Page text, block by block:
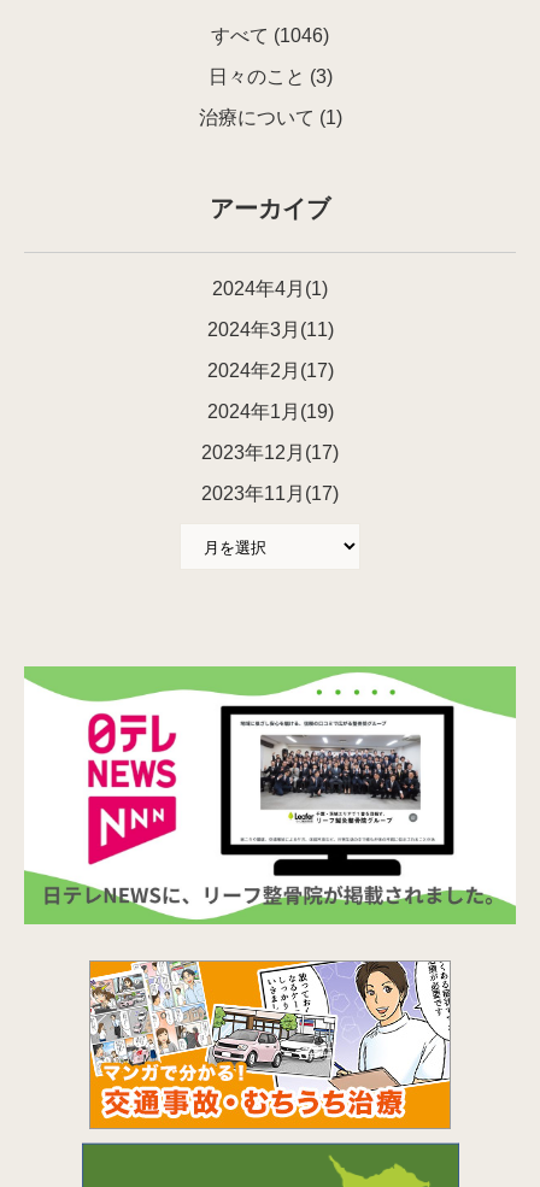
すべて (1046)
日々のこと (3)
治療について (1)
アーカイブ
2024年4月(1)
2024年3月(11)
2024年2月(17)
2024年1月(19)
2023年12月(17)
2023年11月(17)